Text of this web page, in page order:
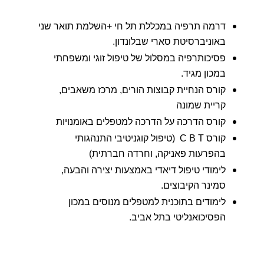
דרמה תרפיה במכללת תל חי +השלמת תואר שני
באוניברסיטת סארי שבלונדון.
פסיכותרפיה במסלול של טיפול זוגי ומשפחתי
במכון מגיד.
קורס הנחיית קבוצות הורים, מרכז משאבים,
קריית שמונה
קורס הדרכה על הדרכה למטפלים באומנויות
קורס C B T (טיפול קוגניטיבי התנהגותי
בהפרעות פאניקה, וחרדה חברתית)
לימודי טיפול דיאדי באמצעות יצירה והבעה,
סמינר הקיבוצים.
לימודים בתוכנית למטפלים מנוסים במכון
הפסיכואנליטי בתל אביב.